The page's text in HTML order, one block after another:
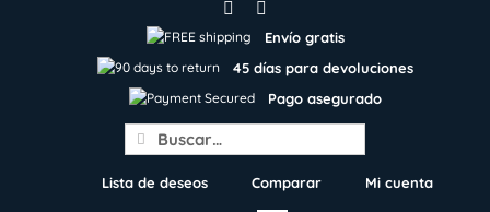
Envío gratis
45 días para devoluciones
Pago asegurado
Search
for:
Lista de deseos Comparar Mi cuenta